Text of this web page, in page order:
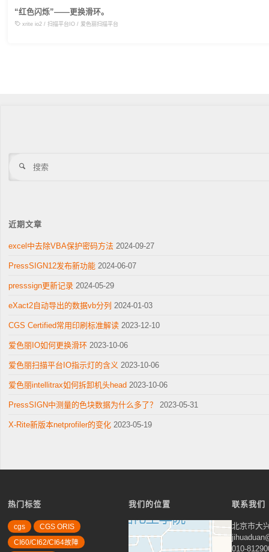
“红色闪烁”——更换滑环。
xrite io2/ 扫描平台IO/ 爱色丽扫描平台
搜
近期文章
excel中去除VBA保护密码方法 2024-09-27
PressSIGN12发布新功能 2024-06-07
presssign更新记录 2024-05-29
eXact2自动导出的数据vb分列 2024-01-03
CGS Certified常用印刷标准解读 2023-12-10
爱色丽IO如何更换滑环 2023-10-06
爱色丽扫描平台IO指示灯的含义 2023-10-06
爱色丽intellitrax如何拆卸机头head 2023-10-06
PressSIGN中测量的色块数据为什么多了？ 2023-05-31
X-Rite新版本netprofiler的变化 2023-05-19
热门标签
cgs
CGS ORIS
CI60/CI62/CI64故障
我们的位置 联系我们
北京市大
010-